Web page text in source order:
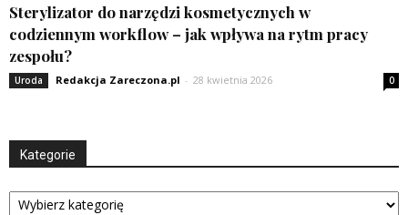
Sterylizator do narzędzi kosmetycznych w
codziennym workflow – jak wpływa na rytm pracy
zespołu?
Uroda Redakcja Zareczona.pl - 28 kwietnia 2026 0
Kategorie
Kategorie